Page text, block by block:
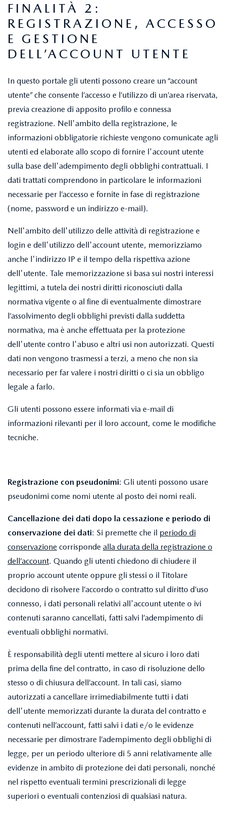
FINALITÀ 2:
REGISTRAZIONE, ACCESSO
E GESTIONE
DELL’ACCOUNT UTENTE
In questo portale gli utenti possono creare un “account
utente” che consente l’accesso e l’utilizzo di un’area riservata,
previa creazione di apposito profilo e connessa
registrazione. Nell'ambito della registrazione, le
informazioni obbligatorie richieste vengono comunicate agli
utenti ed elaborate allo scopo di fornire l'account utente
sulla base dell'adempimento degli obblighi contrattuali. I
dati trattati comprendono in particolare le informazioni
necessarie per l’accesso e fornite in fase di registrazione
(nome, password e un indirizzo e-mail).
Nell'ambito dell'utilizzo delle attività di registrazione e
login e dell'utilizzo dell'account utente, memorizziamo
anche l'indirizzo IP e il tempo della rispettiva azione
dell'utente. Tale memorizzazione si basa sui nostri interessi
legittimi, a tutela dei nostri diritti riconosciuti dalla
normativa vigente o al fine di eventualmente dimostrare
l’assolvimento degli obblighi previsti dalla suddetta
normativa, ma è anche effettuata per la protezione
dell'utente contro l'abuso e altri usi non autorizzati. Questi
dati non vengono trasmessi a terzi, a meno che non sia
necessario per far valere i nostri diritti o ci sia un obbligo
legale a farlo.
Gli utenti possono essere informati via e-mail di
informazioni rilevanti per il loro account, come le modifiche
tecniche.
Registrazione con pseudonimi: Gli utenti possono usare
pseudonimi come nomi utente al posto dei nomi reali.
Cancellazione dei dati dopo la cessazione e periodo di
conservazione dei dati: Si premette che il periodo di
conservazione corrisponde alla durata della registrazione o
dell’account. Quando gli utenti chiedono di chiudere il
proprio account utente oppure gli stessi o il Titolare
decidono di risolvere l’accordo o contratto sul diritto d’uso
connesso, i dati personali relativi all'account utente o ivi
contenuti saranno cancellati, fatti salvi l’adempimento di
eventuali obblighi normativi.
È responsabilità degli utenti mettere al sicuro i loro dati
prima della fine del contratto, in caso di risoluzione dello
stesso o di chiusura dell’account. In tali casi, siamo
autorizzati a cancellare irrimediabilmente tutti i dati
dell'utente memorizzati durante la durata del contratto e
contenuti nell’account, fatti salvi i dati e/o le evidenze
necessarie per dimostrare l’adempimento degli obblighi di
legge, per un periodo ulteriore di 5 anni relativamente alle
evidenze in ambito di protezione dei dati personali, nonché
nel rispetto eventuali termini prescrizionali di legge
superiori o eventuali contenziosi di qualsiasi natura.